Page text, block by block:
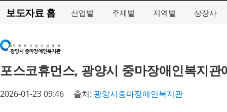
보도자료 홈 산업별 주제별 지역별 상장사
포스코휴먼스, 광양시 중마장애인복지
2026-01-23 09:46 출처: 광양시중마장애인복지관